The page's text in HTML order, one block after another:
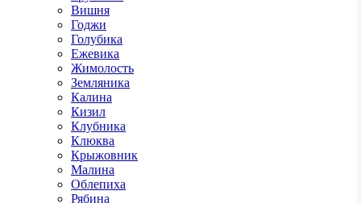
Вишня
Годжи
Голубика
Ежевика
Жимолость
Земляника
Калина
Кизил
Клубника
Клюква
Крыжовник
Малина
Облепиха
Рябина